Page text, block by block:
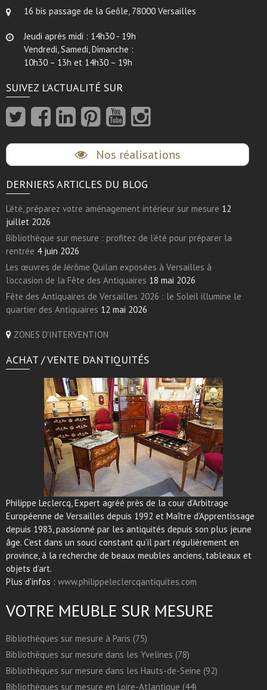
16 bis passage de la Geôle, 78000 Versailles
Jeudi après midi : 14h30 - 19h
Vendredi, Samedi, Dimanche :
10h30 – 13h et 14h30 – 19h
SUIVEZ L’ACTUALITÉ SUR
Nos réalisations
DERNIERS ARTICLES DU BLOG
L’été, préparez votre aménagement intérieur sur mesure 12
juillet 2026
Bibliothèque sur mesure : profitez de l’été pour préparer la
rentrée 4 juin 2026
Les œuvres de Jérôme Quilan exposées à Versailles à
l’occasion de la Fête des Antiquaires 18 mai 2026
Fête des Antiquaires de Versailles 2026 : le Soleil illumine le
quartier des Antiquaires 12 mai 2026
ZONES D'INTERVENTION
ACHAT / VENTE D’ANTIQUITÉS
Philippe Leclercq, Expert agréé près de la cour d’Arbitrage
Européenne de Versailles depuis 1992 et Maître d’Apprentissage
depuis 1983, passionné par les antiquités depuis son plus jeune
âge. C’est dans un souci constant qu’il part régulièrement en
province, à la recherche de beaux meubles anciens, tableaux et
objets d’art.
Plus d'infos : www.philippeleclercqantiquites.com
VOTRE MEUBLE SUR MESURE
Bibliothèques sur mesure à Paris (75)
Bibliothèques sur mesure dans les Yvelines (78)
Bibliothèques sur mesure dans les Hauts-de-Seine (92)
Bibliothèques sur mesure en Loire-Atlantique (44)